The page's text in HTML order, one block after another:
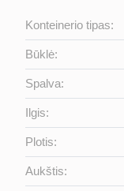
Konteinerio tipas:
Būklė:
Spalva:
Ilgis:
Plotis:
Aukštis: